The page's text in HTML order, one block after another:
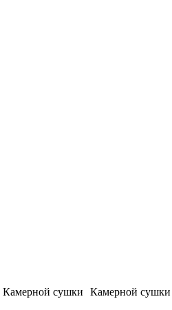
Камерной сушки Камерной сушки